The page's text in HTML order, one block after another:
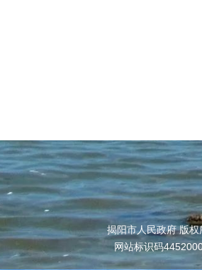
揭阳市人民政府 版
网站标识码